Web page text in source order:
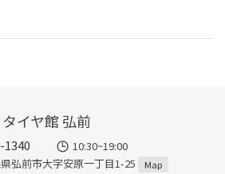
タイヤ館 弘前
1340
10:30~19:00
弘前市大字安原一丁目1-25
Map